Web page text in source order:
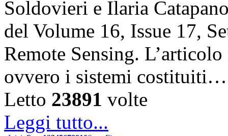
Soldovieri e Ilaria
del Volume 16, Issue 17,
Remote Sensing.
ovvero i sistemi costituiti…
Letto 23891 volte
Leggi tutto...